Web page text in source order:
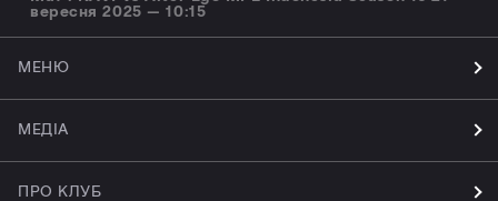
вересня 2025 — 10:15
МЕНЮ
МЕДІА
ПРО КЛУБ